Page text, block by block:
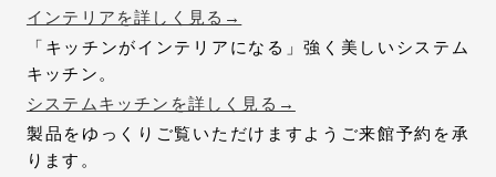
インテリアを詳しく見る→
「キッチンがインテリアになる」強く美しいシステム
キッチン。
システムキッチンを詳しく見る→
製品をゆっくりご覧いただけますようご来館予約を承
ります。